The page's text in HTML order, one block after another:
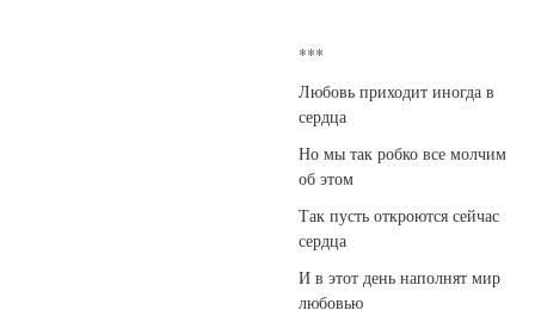
***
Любовь приходит иногда в
сердца
Но мы так робко все молчим
об этом
Так пусть откроются сейчас
сердца
И в этот день наполнят мир
любовью